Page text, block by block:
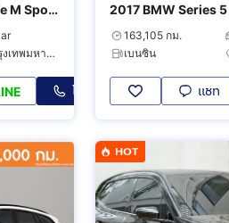
M Sport
วัฒนา กรุงเทพมหานคร
โทร
2017 BMW Series
163,105 กม.
เบนซิน
แชท
HOT